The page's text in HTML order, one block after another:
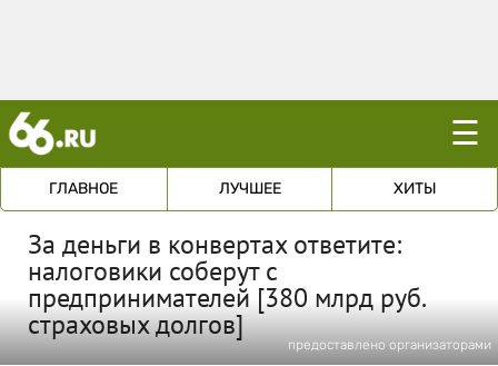
☰
ГЛАВНОЕ ЛУЧШЕЕ ХИТЫ
За деньги в конвертах ответите:
налоговики соберут с
предпринимателей [380 млрд руб.
страховых долгов]
предоставлено организаторами